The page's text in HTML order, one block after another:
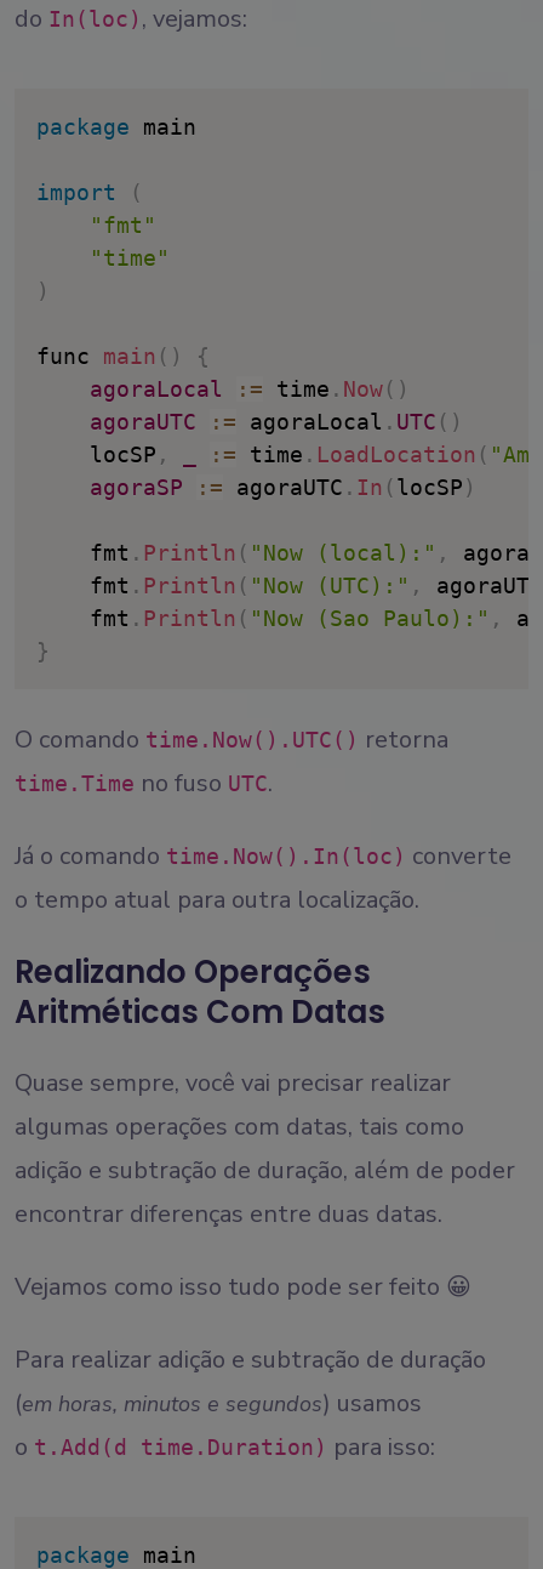
do In(loc) , vejamos:
package main
import
(
"fmt"
"time"
)
func main ( )
{
agoraLocal
: = time . Now( )
agoraUTC
: = agoraLocal . UTC ( )
	locSP
, : = time . LoadLocation (
agoraSP
: = agoraUTC . In (locSP)
	fmt
. Println ( "Now (local):" ,
	fmt
. Println ( "Now (UTC):" ,
agoraUTC
	fmt
. Println ( "Now (Sao Paulo):" ,
}
O comando time.Now().UTC() retorna
time.Time no fuso UTC.
Já o comando time.Now().In(loc) converte
o tempo atual para outra localização.
Realizando Operações
Aritméticas Com Datas
Quase sempre, você vai precisar realizar
algumas operações com datas, tais como
adição e subtração de duração, além de poder
encontrar diferenças entre duas datas.
Vejamos como isso tudo pode ser feito 😀
Para realizar adição e subtração de duração
(em horas, minutos e segundos) usamos
o t.Add(d time.Duration) para isso:
package main